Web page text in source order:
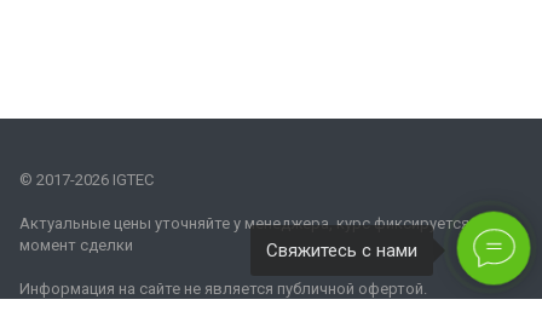
Свяжитесь с нами
© 2017-2026 IGTEC
Актуальные цены уточняйте у менеджера, курс фиксируется на
момент сделки
Информация на сайте не является публичной офертой.